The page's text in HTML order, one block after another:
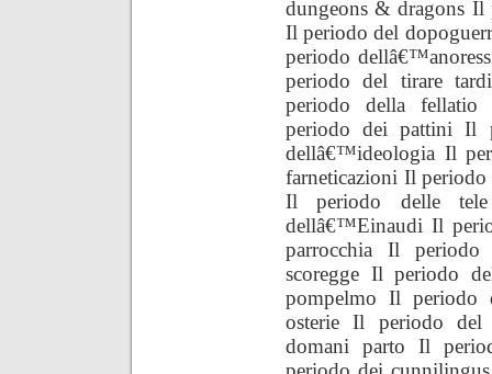
dungeons & dragons Il
Il periodo del
periodo
periodo del tirare
periodo della
periodo dei pattini Il
dellâ€™ideologia Il
farneticazioni Il
Il periodo delle
dellâ€™Einaudi Il
parrocchia Il
scoregge Il periodo
pompelmo Il periodo
osterie Il periodo
domani parto Il